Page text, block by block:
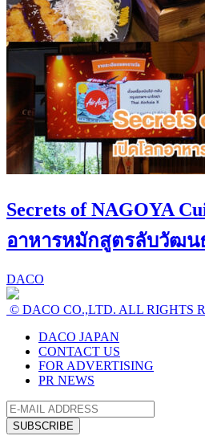
Secrets of NAGOYA
อาหารหมักสูตรลับวัฒน
DACO
© DACO CO.,LTD. ALL RIGHTS
DACO JAPAN
CONTACT US
FOR ADVERTISING
PR NEWS